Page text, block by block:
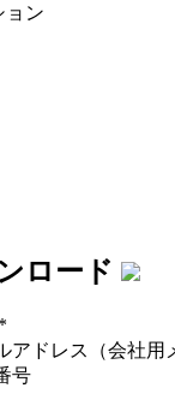
ョン
ロード
*
アドレス（会社用
号